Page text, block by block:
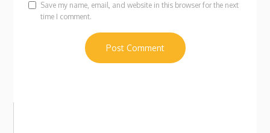
Save my name, email, and website in this browser for the next
time I comment.